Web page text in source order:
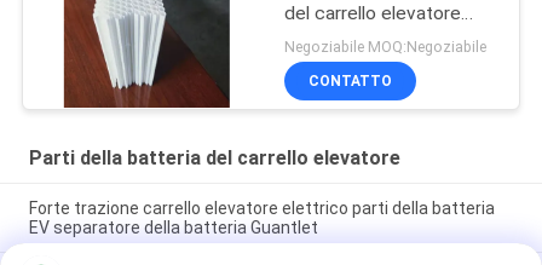
del carrello elevatore
parte il guantone di
protezione della batteria
tessuto 15tubesTubular
Negoziabile MOQ:Negoziabile
CONTATTO
Parti della batteria del carrello elevatore
Forte trazione carrello elevatore elettrico parti della batteria
EV separatore della batteria Guantlet